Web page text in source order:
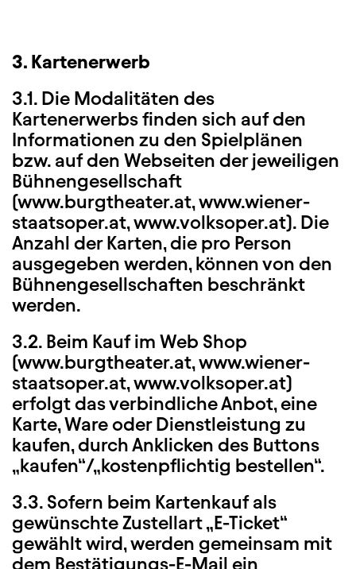
3. Kartenerwerb
3.1. Die Modalitäten des
Kartenerwerbs finden sich auf den
Informationen zu den Spielplänen
bzw. auf den Webseiten der jeweiligen
Bühnengesellschaft
(www.burgtheater.at, www.wiener-
staatsoper.at, www.volksoper.at). Die
Anzahl der Karten, die pro Person
ausgegeben werden, können von den
Bühnengesellschaften beschränkt
werden.
3.2. Beim Kauf im Web Shop
(www.burgtheater.at, www.wiener-
staatsoper.at, www.volksoper.at)
erfolgt das verbindliche Anbot, eine
Karte, Ware oder Dienstleistung zu
kaufen, durch Anklicken des Buttons
„kaufen“/„kostenpflichtig bestellen“.
3.3. Sofern beim Kartenkauf als
gewünschte Zustellart „E-Ticket“
gewählt wird, werden gemeinsam mit
dem Bestätigungs-E-Mail ein